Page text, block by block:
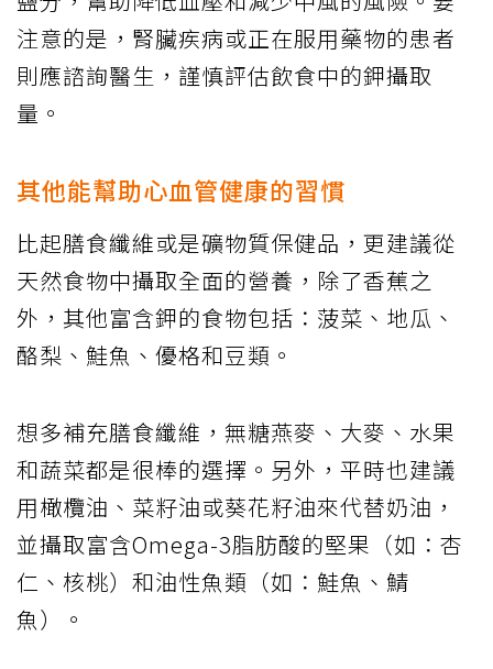
注意的是，腎臟疾病或正在服用藥物的患者
則應諮詢醫生，謹慎評估飲食中的鉀攝取
量。
其他能幫助心血管健康的習慣
比起膳食纖維或是礦物質保健品，更建議從
天然食物中攝取全面的營養，除了香蕉之
外，其他富含鉀的食物包括：菠菜、地瓜、
酪梨、鮭魚、優格和豆類。
想多補充膳食纖維，無糖燕麥、大麥、水果
和蔬菜都是很棒的選擇。另外，平時也建議
用橄欖油、菜籽油或葵花籽油來代替奶油，
並攝取富含Omega-3脂肪酸的堅果（如：杏
仁、核桃）和油性魚類（如：鮭魚、鯖
魚）。